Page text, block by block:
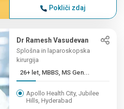
Pokliči zdaj
Dr Ramesh Vasudevan
Splošna in laparoskopska
kirurgija
26+ let, MBBS, MS Gen...
Apollo Health City, Jubilee
Hills, Hyderabad